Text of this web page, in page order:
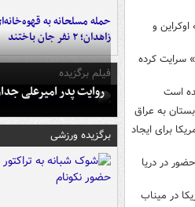
و
سرایت کرده
است
به عراق
برای ایجاد
پس از ۸ ماه حضور در دریا
در میناب
حمله مسلحانه به
زاهدان؛ ۲ نفر جان باختند
فیلم برگزیده
روایت پدر امیرعلی
برگزیده ورزشی